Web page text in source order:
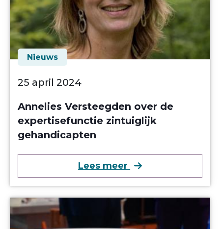
Annelies Versteegden over de
expertisefunctie zintuiglijk
gehandicapten
Nieuws
25 april 2024
Lees meer over Annelies